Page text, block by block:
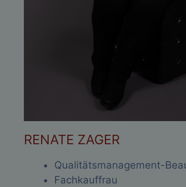
RENATE ZAGER
Qualitätsmanagement-
Fachkauffrau